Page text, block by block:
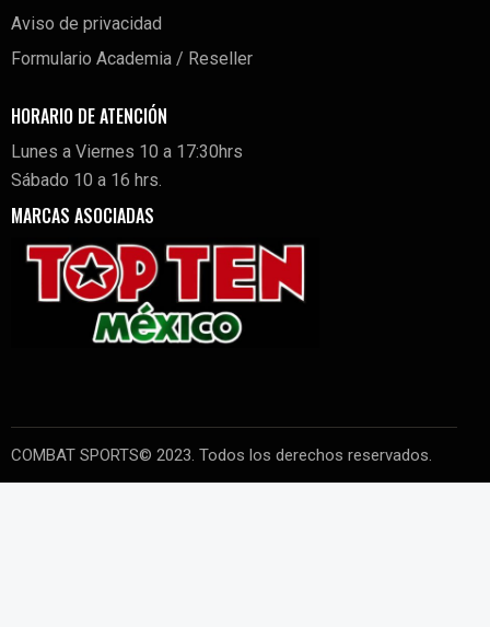
Aviso de privacidad
Formulario Academia / Reseller
HORARIO DE ATENCIÓN
Lunes a Viernes 10 a 17:30hrs
Sábado 10 a 16 hrs.
MARCAS ASOCIADAS
COMBAT SPORTS© 2023. Todos los derechos reservados.